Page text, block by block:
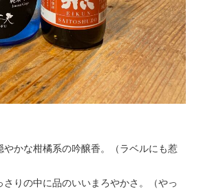
やかな柑橘系の吟醸香。（ラベルにも惹
りの中に品のいいまろやかさ。（やっ